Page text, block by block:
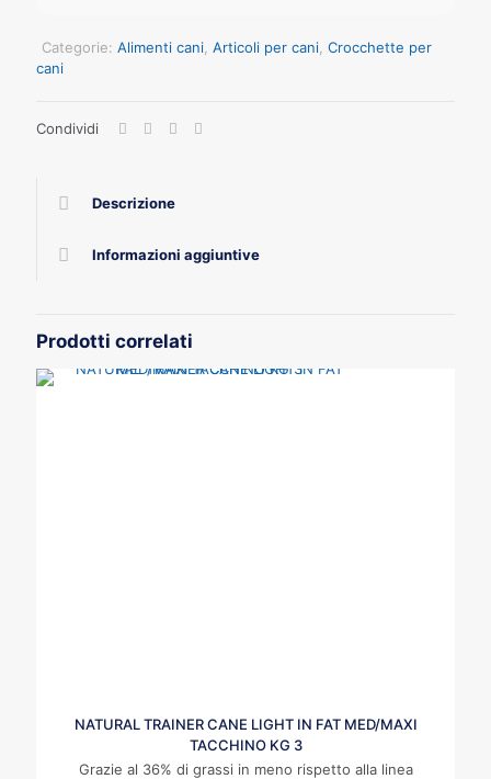
Categorie: Alimenti cani Articoli per cani Crocchette per
cani
Condividi
Descrizione
Informazioni aggiuntive
Prodotti correlati
NATURAL TRAINER CANE LIGHT IN FAT MED/MAXI
TACCHINO KG 3
Grazie al 36% di grassi in meno rispetto alla linea